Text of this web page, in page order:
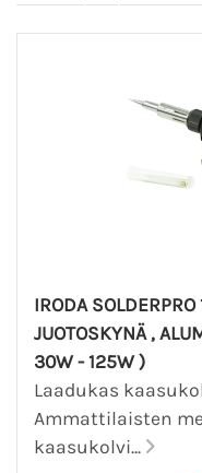
IRODA
JUOTOSKYNÄ ,
30W - 125W )
Laadukas
Ammattilaisten
kaasukolvi...